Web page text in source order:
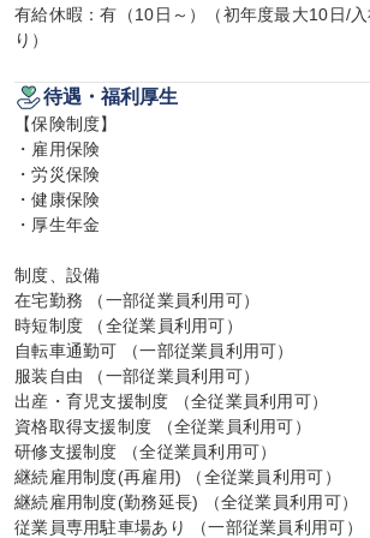
有給休暇：有（10日～）（初年度最大10日/
り）
待遇・福利厚生
【保険制度】
・雇用保険
・労災保険
・健康保険
・厚生年金
制度、設備
在宅勤務 （一部従業員利用可）
時短制度 （全従業員利用可）
自転車通勤可 （一部従業員利用可）
服装自由 （一部従業員利用可）
出産・育児支援制度 （全従業員利用可）
資格取得支援制度 （全従業員利用可）
研修支援制度 （全従業員利用可）
継続雇用制度(再雇用) （全従業員利用可）
継続雇用制度(勤務延長) （全従業員利用可）
従業員専用駐車場あり （一部従業員利用可）